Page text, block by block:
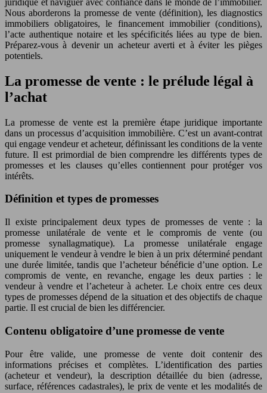
Nous aborderons la promesse de vente (définition), les diagnostics
immobiliers obligatoires, le financement immobilier (conditions),
l’acte authentique notaire et les spécificités liées au type de bien.
Préparez-vous à devenir un acheteur averti et à éviter les pièges
potentiels.
La promesse de vente : le prélude légal à
l’achat
La promesse de vente est la première étape juridique importante
dans un processus d’acquisition immobilière. C’est un avant-contrat
qui engage vendeur et acheteur, définissant les conditions de la vente
future. Il est primordial de bien comprendre les différents types de
promesses et les clauses qu’elles contiennent pour protéger vos
intérêts.
Définition et types de promesses
Il existe principalement deux types de promesses de vente : la
promesse unilatérale de vente et le compromis de vente (ou
promesse synallagmatique). La promesse unilatérale engage
uniquement le vendeur à vendre le bien à un prix déterminé pendant
une durée limitée, tandis que l’acheteur bénéficie d’une option. Le
compromis de vente, en revanche, engage les deux parties : le
vendeur à vendre et l’acheteur à acheter. Le choix entre ces deux
types de promesses dépend de la situation et des objectifs de chaque
partie. Il est crucial de bien les différencier.
Contenu obligatoire d’une promesse de vente
Pour être valide, une promesse de vente doit contenir des
informations précises et complètes. L’identification des parties
(acheteur et vendeur), la description détaillée du bien (adresse,
surface, références cadastrales), le prix de vente et les modalités de